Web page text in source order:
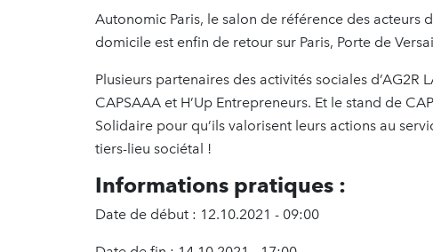
Autonomic Paris, le salon de référence des acteurs
domicile est enfin de retour sur Paris, Porte de
Plusieurs partenaires des activités sociales d’AG2R
CAPSAAA et H’Up Entrepreneurs. Et le stand de
Solidaire pour qu’ils valorisent leurs actions au
tiers-lieu sociétal !
Informations pratiques :
Date de début : 12.10.2021 - 09:00